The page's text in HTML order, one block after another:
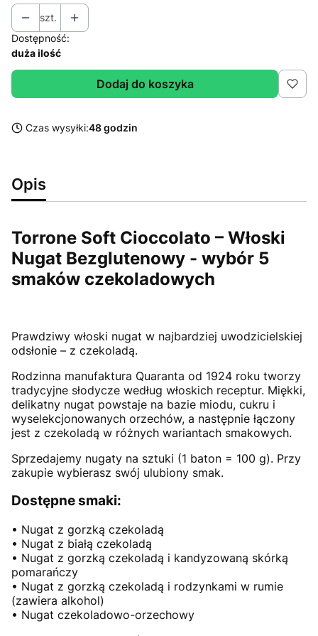
szt.
Dostępność:
duża ilość
Dodaj do koszyka
Czas wysyłki:48 godzin
Opis
Torrone Soft Cioccolato – Włoski
Nugat Bezglutenowy - wybór 5
smaków czekoladowych
Prawdziwy włoski nugat w najbardziej uwodzicielskiej
odsłonie – z czekoladą.
Rodzinna manufaktura Quaranta od 1924 roku tworzy
tradycyjne słodycze według włoskich receptur. Miękki,
delikatny nugat powstaje na bazie miodu, cukru i
wyselekcjonowanych orzechów, a następnie łączony
jest z czekoladą w różnych wariantach smakowych.
Sprzedajemy nugaty na sztuki (1 baton = 100 g). Przy
zakupie wybierasz swój ulubiony smak.
Dostępne smaki:
• Nugat z gorzką czekoladą
• Nugat z białą czekoladą
• Nugat z gorzką czekoladą i kandyzowaną skórką
pomarańczy
• Nugat z gorzką czekoladą i rodzynkami w rumie
(zawiera alkohol)
• Nugat czekoladowo-orzechowy